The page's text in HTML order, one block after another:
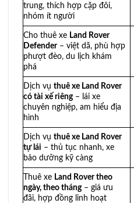
trung, thích hợp cặp đôi,
nhóm ít người
Cho thuê xe Land Rover
Defender– việt dã, phù hợp
phượt đèo, du lịch khám
phá
Dịch vụ thuê xe Land Rover
có tài xế riêng– lái xe
chuyên nghiệp, am hiểu địa
hình
Dịch vụ thuê xe Land Rover
tự lái – thủ tục nhanh, xe
bảo dưỡng kỹ càng
Thuê xe Land Rover theo
ngày, theo tháng– giá ưu
đãi, hợp đồng linh hoạt